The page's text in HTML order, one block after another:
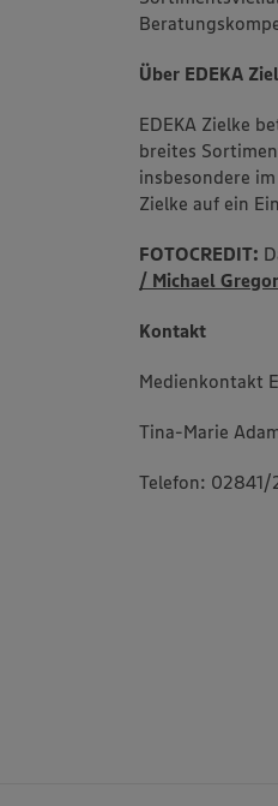
wissen wir
Policy unter
Über EDEKA
EDEKA Zielke
breites
insbesondere
Zielke auf ein
FOTOCREDIT:
/ Michael
Kontakt
Medienkontakt
Tina-Marie
Telefon: 02841/